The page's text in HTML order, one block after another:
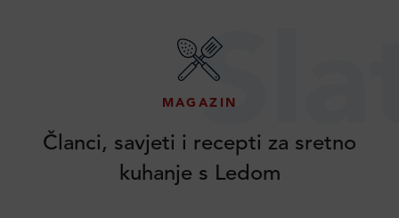
MAGAZIN
Članci, savjeti i recepti za sretno
kuhanje s Ledom